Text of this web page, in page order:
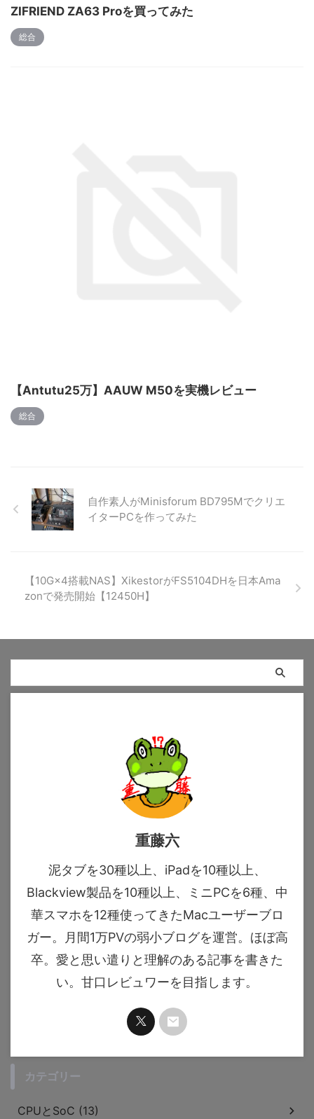
ZIFRIEND ZA63 Proを買ってみた
総合
【Antutu25万】AAUW M50を実機レビュー
総合
自作素人がMinisforum BD795Mでクリエ
イターPCを作ってみた
【10G×4搭載NAS】XikestorがFS5104DHを日本Ama
zonで発売開始【12450H】
重藤六
泥タブを30種以上、iPadを10種以上、
Blackview製品を10種以上、ミニPCを6種、中
華スマホを12種使ってきたMacユーザーブロ
ガー。月間1万PVの弱小ブログを運営。ほぼ高
卒。愛と思い遣りと理解のある記事を書きた
い。甘口レビュワーを目指します。
カテゴリー
CPUとSoC (13)